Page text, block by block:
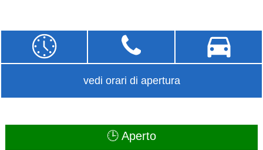
vedi orari di apertura
🕒 Aperto